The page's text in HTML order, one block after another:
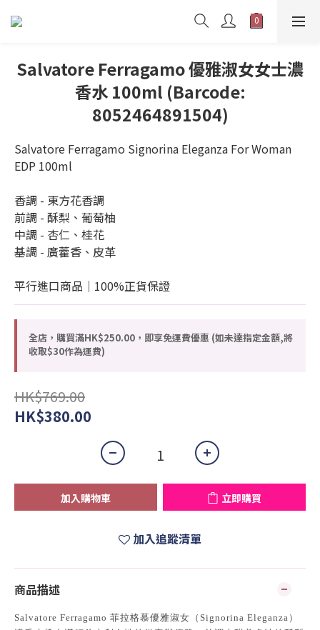
Salvatore Ferragamo 優雅淑女女士濃
香水 100ml (Barcode:
8052464891504)
Salvatore Ferragamo Signorina Eleganza For Woman
EDP 100ml
香調 - 東方花香調
前調 - 酥梨、葡萄柚
中調 - 杏仁、桂花
基調 - 廣藿香、皮革
平行進口商品｜100%正貨保證
全店，購買滿HK$250.00，即享免運費優惠 (如未達指定金額,將
收取$30作為運費)
HK$769.00
HK$380.00
加入購物車 立即購買
加入追蹤清單
商品描述
Salvatore Ferragamo 菲拉格慕優雅淑女（Signorina Eleganza）